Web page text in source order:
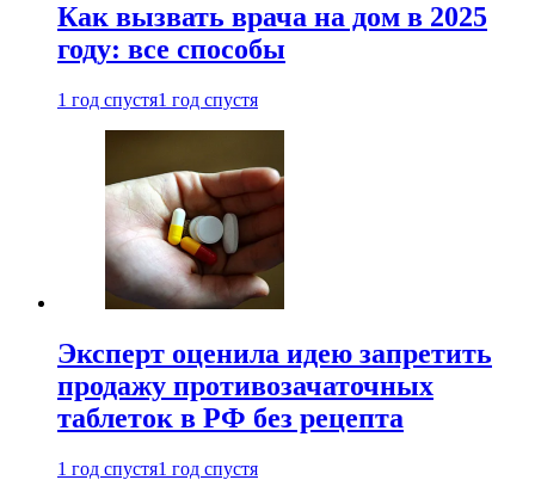
Как вызвать врача на дом в 2025
году: все способы
1 год спустя1 год спустя
Эксперт оценила идею запретить
продажу противозачаточных
таблеток в РФ без рецепта
1 год спустя1 год спустя